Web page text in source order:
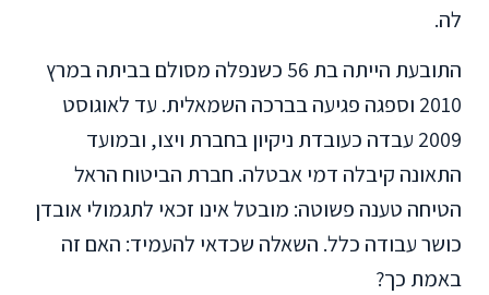
לה.
התובעת הייתה בת 56 כשנפלה מסולם בביתה במרץ
2010 וספגה פגיעה בברכה השמאלית. עד לאוגוסט
2009 עבדה כעובדת ניקיון בחברת ויצו, ובמועד
התאונה קיבלה דמי אבטלה. חברת הביטוח הראל
הטיחה טענה פשוטה: מובטל אינו זכאי לתגמולי אובדן
כושר עבודה כלל. השאלה שכדאי להעמיד: האם זה
באמת כך?